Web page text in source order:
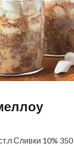
Сливки 10%